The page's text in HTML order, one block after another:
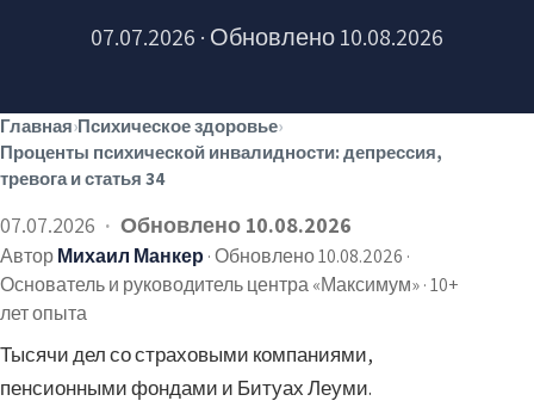
07.07.2026 · Обновлено 10.08.2026
Главная›Психическое здоровье›
Проценты психической инвалидности: депрессия,
тревога и статья 34
07.07.2026 Обновлено 10.08.2026
АвторМихаил Манкер ·Обновлено 10.08.2026 ·
Основатель и руководитель центра «Максимум» · 10+
лет опыта
Тысячи дел со страховыми компаниями,
пенсионными фондами и Битуах Леуми.